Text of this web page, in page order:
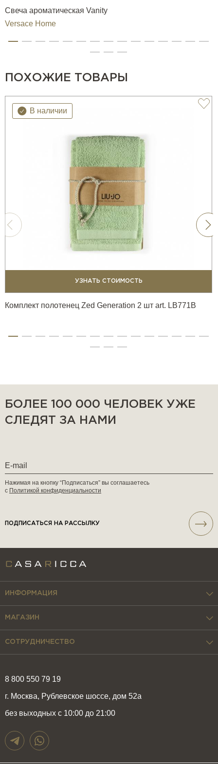
Свеча ароматическая Vanity
Versace Home
ПОХОЖИЕ ТОВАРЫ
В наличии
УЗНАТЬ СТОИМОСТЬ
Комплект полотенец Zed Generation 2 шт art. LB771B
БОЛЕЕ 100 000 ЧЕЛОВЕК УЖЕ
СЛЕДЯТ ЗА НАМИ
Нажимая на кнопку “Подписаться” вы соглашаетесь
с Политикой конфиденциальности
ПОДПИСАТЬСЯ НА РАССЫЛКУ
8 800 550 79 19
г. Москва, Рублевское шоссе, дом 52а
без выходных с 10:00 до 21:00
ИНФОРМАЦИЯ
МАГАЗИН
СОТРУДНИЧЕСТВО